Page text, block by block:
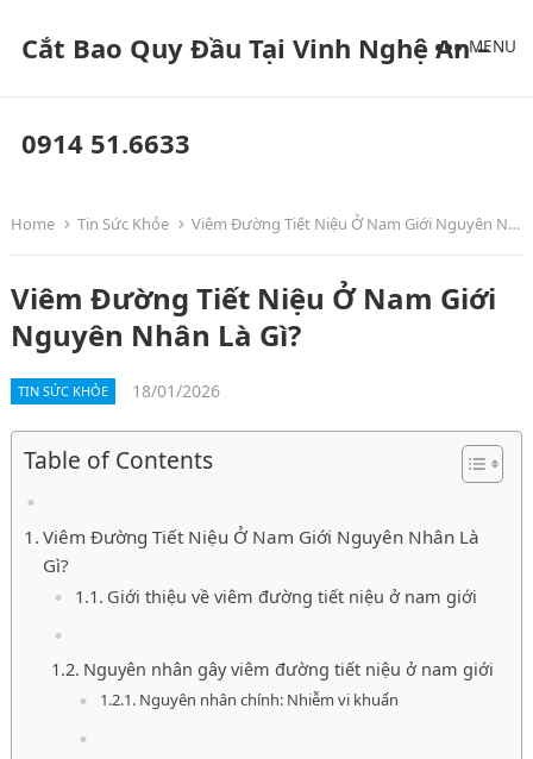
Cắt Bao Quy Đầu Tại Vinh Nghệ An –
0914 51.6633
MENU
Home Tin Sức Khỏe Viêm Đường Tiết Niệu Ở Nam Giới Nguyên Nhân Là Gì?
Viêm Đường Tiết Niệu Ở Nam Giới
Nguyên Nhân Là Gì?
TIN SỨC KHỎE 18/01/2026
Table of Contents
Viêm Đường Tiết Niệu Ở Nam Giới Nguyên Nhân Là
Gì?
Giới thiệu về viêm đường tiết niệu ở nam giới
Nguyên nhân gây viêm đường tiết niệu ở nam giới
Nguyên nhân chính: Nhiễm vi khuẩn